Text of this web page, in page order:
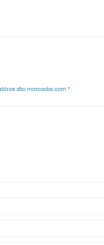
são marcados com *